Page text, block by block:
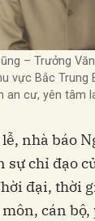
– Trưởng
vực Bắc Trung
an cư, yên tâm
nhà báo
sự chỉ đạo
đại, thời
cán